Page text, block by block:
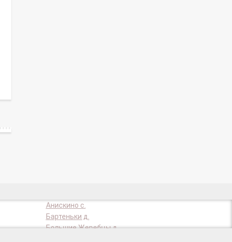
Анискино с.
Бартеньки д.
Большие Жеребцы д.